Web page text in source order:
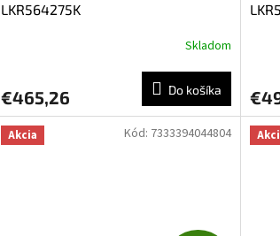
A
R
M
LKR564275K
Skladom
€465,26 Do košíka
Akcia Kód: 7333394044804